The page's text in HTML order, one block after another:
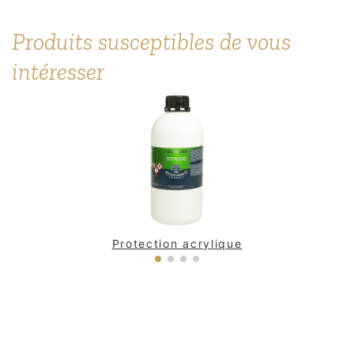
Produits susceptibles de vous
intéresser
Protection acrylique